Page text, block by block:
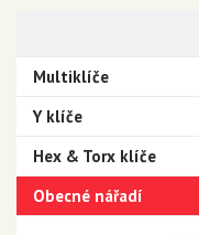
Multiklíče
Y klíče
Hex & Torx klíče
Obecné nářadí